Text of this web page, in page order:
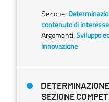
Sezione:
contenuto di
Argomenti:Sviluppo
innovazione
SEZIONE